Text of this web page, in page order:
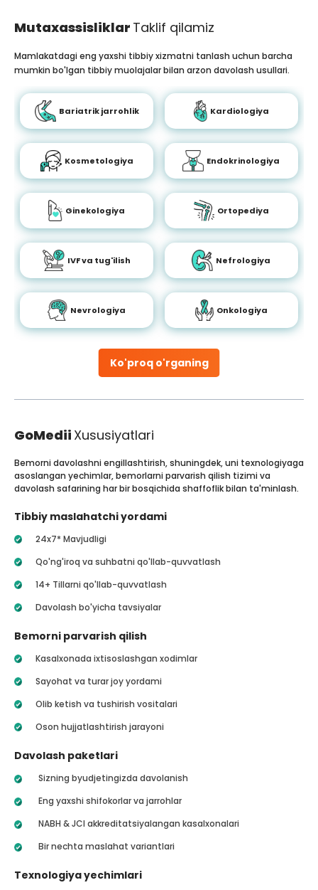
Mutaxassisliklar Taklif qilamiz
Ko'proq o'rganing
Mamlakatdagi eng yaxshi tibbiy xizmatni tanlash uchun barcha
mumkin bo'lgan tibbiy muolajalar bilan arzon davolash usullari.
Bariatrik jarrohlik Kardiologiya
Kosmetologiya Endokrinologiya
Ginekologiya Ortopediya
IVF va tug'ilish Nefrologiya
Nevrologiya Onkologiya
GoMedii Xususiyatlari
Bemorni davolashni engillashtirish, shuningdek, uni texnologiyaga
asoslangan yechimlar, bemorlarni parvarish qilish tizimi va
davolash safarining har bir bosqichida shaffoflik bilan ta'minlash.
Tibbiy maslahatchi yordami
24x7* Mavjudligi
Qo'ng'iroq va suhbatni qo'llab-quvvatlash
14+ Tillarni qo'llab-quvvatlash
Davolash bo'yicha tavsiyalar
Bemorni parvarish qilish
Kasalxonada ixtisoslashgan xodimlar
Sayohat va turar joy yordami
Olib ketish va tushirish vositalari
Oson hujjatlashtirish jarayoni
Davolash paketlari
Sizning byudjetingizda davolanish
Eng yaxshi shifokorlar va jarrohlar
NABH & JCI akkreditatsiyalangan kasalxonalari
Bir nechta maslahat variantlari
Texnologiya yechimlari